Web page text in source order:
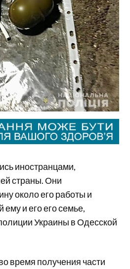
иностранцами,
страны. Они
около его работы и
и его его семье,
Украины в Одесской
время получения части